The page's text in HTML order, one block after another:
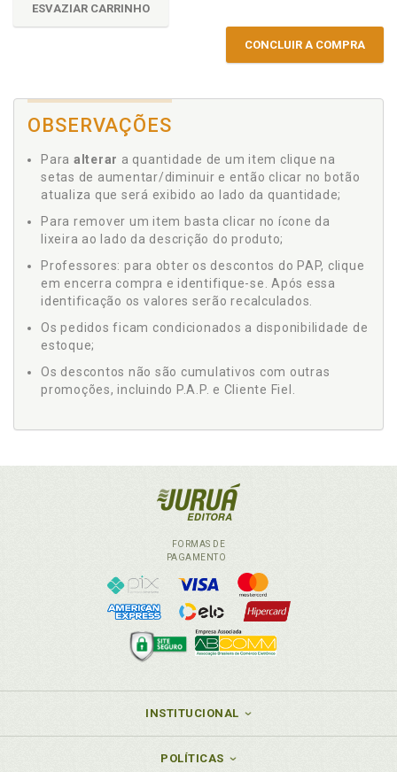
ESVAZIAR CARRINHO
CONCLUIR A COMPRA
OBSERVAÇÕES
Para alterar a quantidade de um item clique na
setas de aumentar/diminuir e então clicar no botão
atualiza que será exibido ao lado da quantidade;
Para remover um item basta clicar no ícone da
lixeira ao lado da descrição do produto;
Professores: para obter os descontos do PAP, clique
em encerra compra e identifique-se. Após essa
identificação os valores serão recalculados.
Os pedidos ficam condicionados a disponibilidade de
estoque;
Os descontos não são cumulativos com outras
promoções, incluindo P.A.P. e Cliente Fiel.
FORMAS DE
PAGAMENTO
INSTITUCIONAL
POLÍTICAS